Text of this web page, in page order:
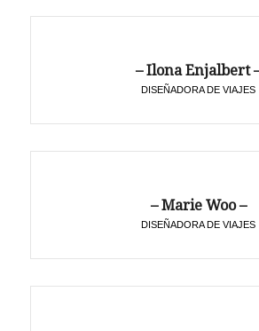
– Ilona Enjalbert
DISEÑADORA DE VIAJES
– Marie Woo –
DISEÑADORA DE VIAJES